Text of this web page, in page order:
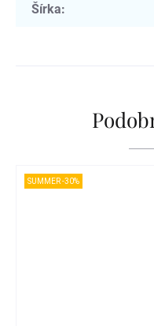
Šírka:
SUMMER -30%